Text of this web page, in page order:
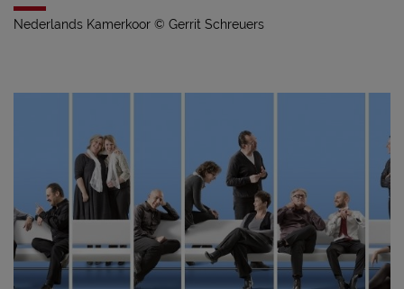
Nederlands Kamerkoor © Gerrit Schreuers